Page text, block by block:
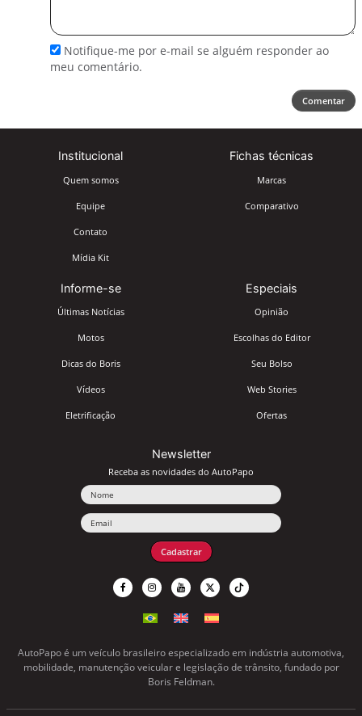
Notifique-me por e-mail se alguém responder ao
meu comentário.
Comentar
Institucional
Quem somos
Equipe
Contato
Mídia Kit
Fichas técnicas
Marcas
Comparativo
Informe-se
Últimas Notícias
Motos
Dicas do Boris
Vídeos
Eletrificação
Especiais
Opinião
Escolhas do Editor
Seu Bolso
Web Stories
Ofertas
Newsletter
Receba as novidades do AutoPapo
Cadastrar
AutoPapo é um veículo brasileiro especializado em indústria automotiva,
mobilidade, manutenção veicular e legislação de trânsito, fundado por
Boris Feldman.